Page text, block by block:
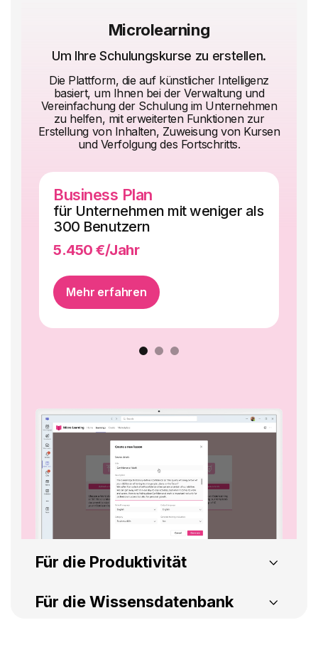
Microlearning
Um Ihre Schulungskurse zu erstellen.
Die Plattform, die auf künstlicher Intelligenz
basiert, um Ihnen bei der Verwaltung und
Vereinfachung der Schulung im Unternehmen
zu helfen, mit erweiterten Funktionen zur
Erstellung von Inhalten, Zuweisung von Kursen
und Verfolgung des Fortschritts.
Business Plan
für Unternehmen mit weniger als
300 Benutzern
5.450 €/Jahr
Mehr erfahren
Für die Produktivität
Dokumenten-Management-System IT-
Für die Wissensdatenbank